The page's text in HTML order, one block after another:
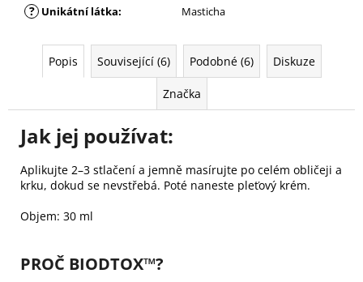
? Unikátní látka: Masticha
Popis Související (6) Podobné (6) Diskuze
Značka
Jak jej používat:
Aplikujte 2–3 stlačení a jemně masírujte po celém obličeji a
krku, dokud se nevstřebá. Poté naneste pleťový krém.
Objem: 30 ml
PROČ BIODTOX™️?